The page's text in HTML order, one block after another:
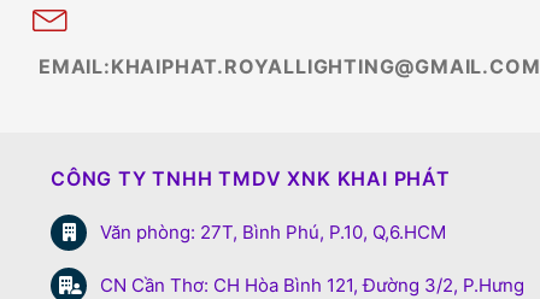
EMAIL:KHAIPHAT.ROYALLIGHTING@GMAIL.COM
CÔNG TY TNHH TMDV XNK KHAI PHÁT
Văn phòng: 27T, Bình Phú, P.10, Q,6.HCM
CN Cần Thơ: CH Hòa Bình 121, Đường 3/2, P.Hưng